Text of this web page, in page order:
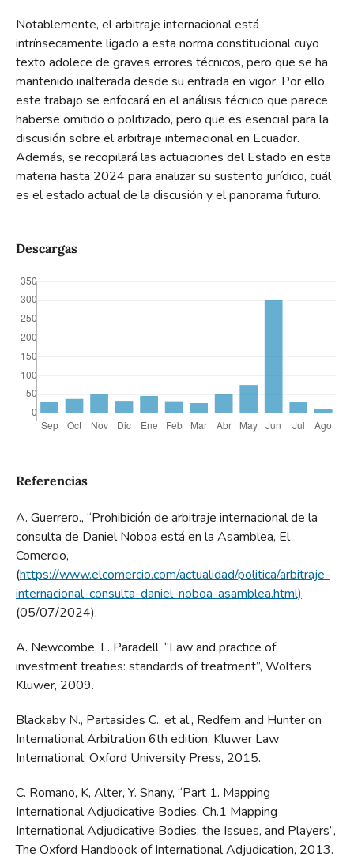
Notablemente, el arbitraje internacional está
intrínsecamente ligado a esta norma constitucional cuyo
texto adolece de graves errores técnicos, pero que se ha
mantenido inalterada desde su entrada en vigor. Por ello,
este trabajo se enfocará en el análisis técnico que parece
haberse omitido o politizado, pero que es esencial para la
discusión sobre el arbitraje internacional en Ecuador.
Además, se recopilará las actuaciones del Estado en esta
materia hasta 2024 para analizar su sustento jurídico, cuál
es el estado actual de la discusión y el panorama futuro.
Descargas
Referencias
A. Guerrero., “Prohibición de arbitraje internacional de la
consulta de Daniel Noboa está en la Asamblea, El
Comercio,
(https://www.elcomercio.com/actualidad/politica/arbitraje-
internacional-consulta-daniel-noboa-asamblea.html)
(05/07/2024).
A. Newcombe, L. Paradell, “Law and practice of
investment treaties: standards of treatment”, Wolters
Kluwer, 2009.
Blackaby N., Partasides C., et al., Redfern and Hunter on
International Arbitration 6th edition, Kluwer Law
International; Oxford University Press, 2015.
C. Romano, K, Alter, Y. Shany, “Part 1. Mapping
International Adjudicative Bodies, Ch.1 Mapping
International Adjudicative Bodies, the Issues, and Players”,
The Oxford Handbook of International Adjudication, 2013.